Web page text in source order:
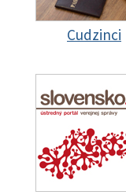
Cudzinci